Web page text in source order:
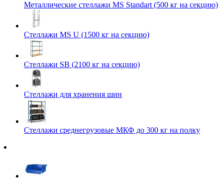
Металлические стеллажи MS Standart (500 кг на секцию)
Стеллажи MS U (1500 кг на секцию)
Стеллажи SB (2100 кг на секцию)
Стеллажи для хранения шин
Стеллажи среднегрузовые МКФ до 300 кг на полку